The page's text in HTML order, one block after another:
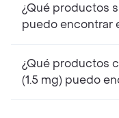
¿Qué productos
puedo encontrar
¿Qué productos
(1.5 mg) puedo